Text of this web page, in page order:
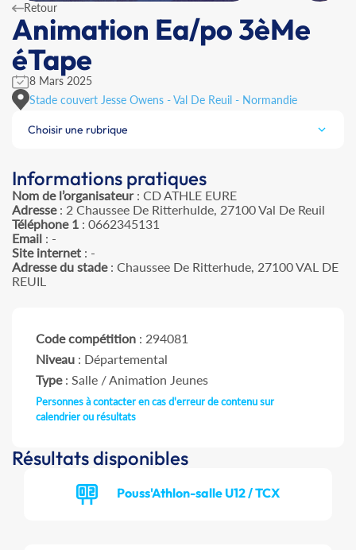
Retour
Animation Ea/po 3èMe
éTape
8 Mars 2025
Stade couvert Jesse Owens - Val De Reuil - Normandie
Choisir une rubrique
Informations pratiques
Nom de l’organisateur: CD ATHLE EURE
Adresse: 2 Chaussee De Ritterhulde, 27100 Val De Reuil
Téléphone 1 : 0662345131
Email : -
Site internet : -
Adresse du stade: Chaussee De Ritterhude, 27100 VAL DE
REUIL
Code compétition : 294081
Niveau : Départemental
Type: Salle / Animation Jeunes
Personnes à contacter en cas d'erreur de contenu sur
calendrier ou résultats
Résultats disponibles
Pouss'Athlon-salle U12 / TCX